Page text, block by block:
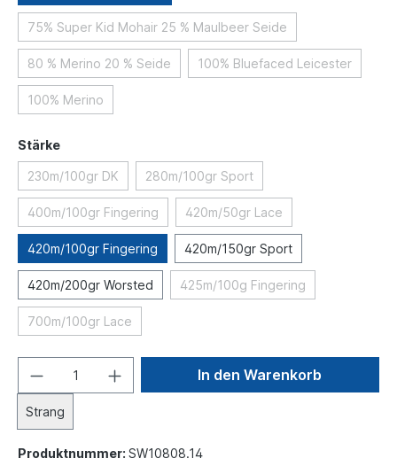
75% Super Kid Mohair 25 % Maulbeer Seide
80 % Merino 20 % Seide 100% Bluefaced Leicester
100% Merino
Stärke
230m/100gr DK 280m/100gr Sport
400m/100gr Fingering 420m/50gr Lace
420m/100gr Fingering 420m/150gr Sport
420m/200gr Worsted 425m/100g Fingering
700m/100gr Lace
Strang
In den Warenkorb
Produktnummer: SW10808.14